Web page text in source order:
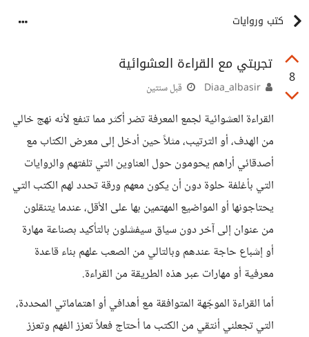
كتب وروايات
8
تجربتي مع القراءة العشوائية
قبل سنتين
القراءة العشوائية لجمع المعرفة تضر أكثر مما تنفع لأنه نهج خالي
من الهدف، أو الترتيب، مثلاً حين أدخل إلى معرض الكتاب مع
أصدقائي أراهم يحومون حول العناوين التي تلفتهم والروايات
التي بأغلفة حلوة دون أن يكون معهم ورقة تحدد لهم الكتب التي
يحتاجونها أو المواضيع المهتمين بها على الأقل، عندما يتنقلون
من عنوان إلى آخر دون سياق سيفشلون بالتأكيد بصناعة مهارة
أو إشباع حاجة عندهم وبالتالي من الصعب علهم بناء قاعدة
معرفية أو مهارات عبر هذه الطريقة من القراءة.
أما القراءة الموجّهة المتوافقة مع أهدافي أو اهتماماتي المحددة،
التي تجعلني أنتقي من الكتب ما أحتاج فعلاً تعزز الفهم وتعزز